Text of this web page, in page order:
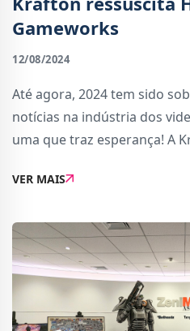
Gameworks
12/08/2024
Até agora, 2024 tem sido
notícias na indústria dos
uma que traz esperança! A
Rush e ressuscitar a Tango
VER MAIS